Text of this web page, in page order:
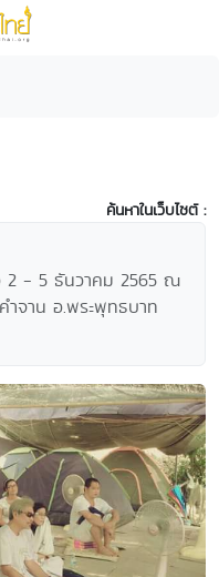
ค้นหาในเว็บไซต์ :
2 - 5 ธันวาคม 2565 ณ
จาน อ.พระพุทธบาท